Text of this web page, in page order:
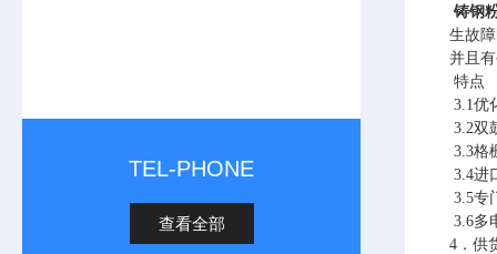
TEL-PHONE
查看全部
铸钢
生故
并且
特点
3.1优
3.2双
3.3格
3.4进
3.5专
3.6多
4．供